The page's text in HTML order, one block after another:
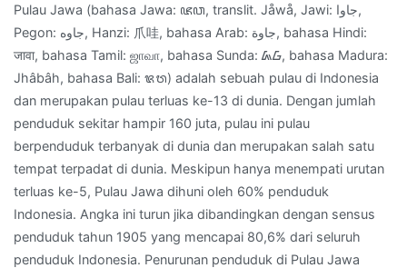
Bogor
telepon
:
0813
8244
7993
Pulau Jawa (bahasa Jawa: ꦗꦮ, translit. Jåwå, Jawi: جاوا,
Pegon: جاوه, Hanzi: 爪哇, bahasa Arab: جاوة‎, bahasa Hindi:
जावा, bahasa Tamil: ஜாவா, bahasa Sunda: ᮏᮝ, bahasa Madura:
Jhâbâh, bahasa Bali: ᬚᬯ) adalah sebuah pulau di Indonesia
dan merupakan pulau terluas ke-13 di dunia. Dengan jumlah
penduduk sekitar hampir 160 juta, pulau ini pulau
berpenduduk terbanyak di dunia dan merupakan salah satu
tempat terpadat di dunia. Meskipun hanya menempati urutan
terluas ke-5, Pulau Jawa dihuni oleh 60% penduduk
Indonesia. Angka ini turun jika dibandingkan dengan sensus
penduduk tahun 1905 yang mencapai 80,6% dari seluruh
penduduk Indonesia. Penurunan penduduk di Pulau Jawa